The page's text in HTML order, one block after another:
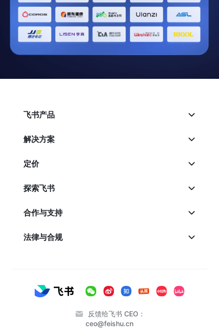
飞书产品
解决方案
定价
探索飞书
合作与支持
法律与合规
反馈给飞书 CEO：
ceo@feishu.cn